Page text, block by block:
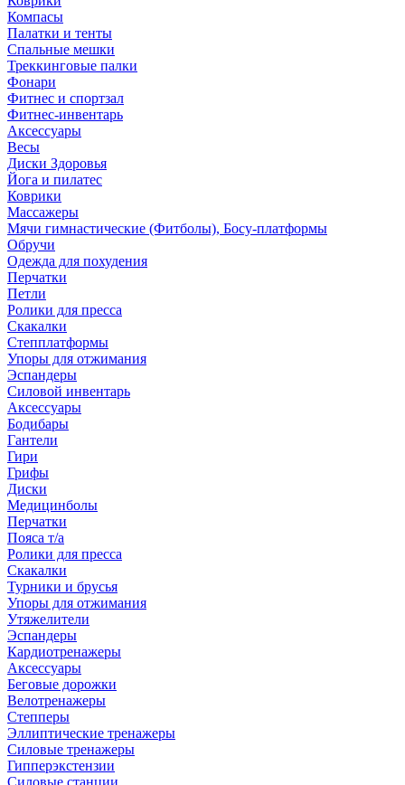
Компасы
Палатки и тенты
Спальные мешки
Треккинговые палки
Фонари
Фитнес и спортзал
Фитнес-инвентарь
Аксессуары
Весы
Диски Здоровья
Йога и пилатес
Коврики
Массажеры
Мячи гимнастические (Фитболы), Босу-платформы
Обручи
Одежда для похудения
Перчатки
Петли
Ролики для пресса
Скакалки
Степплатформы
Упоры для отжимания
Эспандеры
Силовой инвентарь
Аксессуары
Бодибары
Гантели
Гири
Грифы
Диски
Медицинболы
Перчатки
Пояса т/а
Ролики для пресса
Скакалки
Турники и брусья
Упоры для отжимания
Утяжелители
Эспандеры
Кардиотренажеры
Аксессуары
Беговые дорожки
Велотренажеры
Степперы
Эллиптические тренажеры
Силовые тренажеры
Гипперэкстензии
Силовые станции